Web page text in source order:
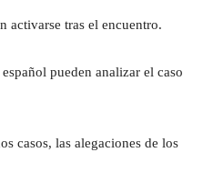
activarse tras el encuentro.
pueden analizar el caso
casos, las alegaciones de los